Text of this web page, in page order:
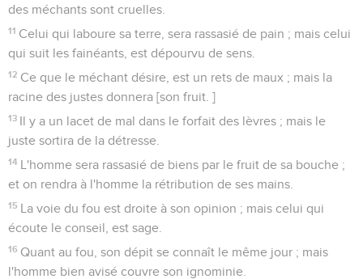
des méchants sont cruelles.
11 Celui qui laboure sa terre, sera rassasié de pain ; mais celui
qui suit les fainéants, est dépourvu de sens.
12 Ce que le méchant désire, est un rets de maux ; mais la
racine des justes donnera [son fruit. ]
13 Il y a un lacet de mal dans le forfait des lèvres ; mais le
juste sortira de la détresse.
14 L'homme sera rassasié de biens par le fruit de sa bouche ;
et on rendra à l'homme la rétribution de ses mains.
15 La voie du fou est droite à son opinion ; mais celui qui
écoute le conseil, est sage.
16 Quant au fou, son dépit se connaît le même jour ; mais
l'homme bien avisé couvre son ignominie.